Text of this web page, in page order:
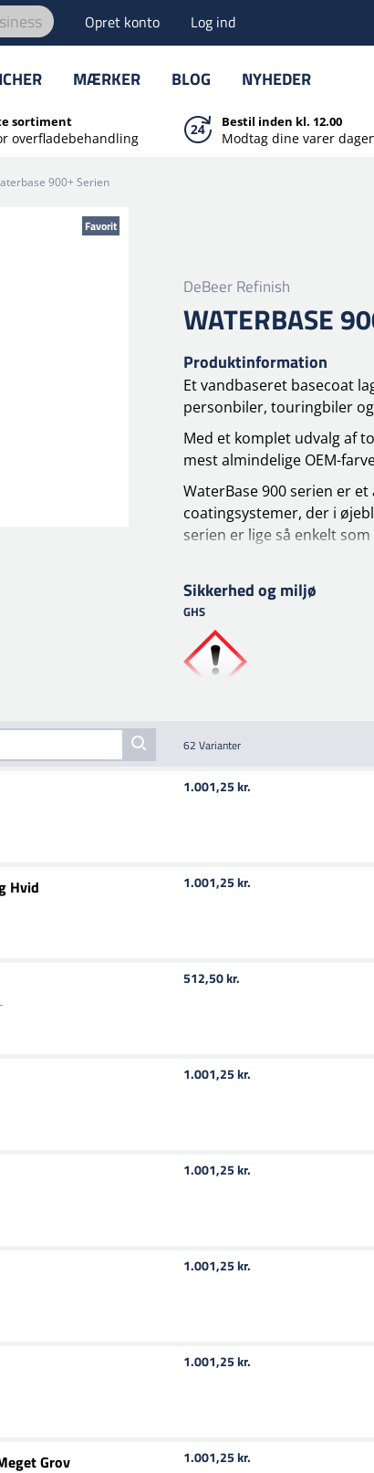
Opret konto Log ind
MÆRKER BLOG NYHEDER
sortiment
overfladebehandling
Bestil inden kl. 12.00
Modtag dine varer
900+ Serien
Favorit
DeBeer Refinish
WATERBASE
Produktinformation
Et vandbaseret basecoat
personbiler, touringbiler
Med et komplet udvalg af
mest almindelige OEM-
WaterBase 900 serien er
coatingsystemer, der i
serien er lige så enkelt
Med sine omhyggeligt
xirallic-blandingsfarver) er
Kombineret med primere,
fremragende resultater til
Det bør kun påføres godt
primet aluminium og
Når du blander
Overfladeforberedelse
Rens overfladen med
eller finere slibekorn.
Bemærk, at disse
Sikkerhed og miljø
GHS
62 Varianter
1.001,25 kr.
Hvid 1.001,25 kr.
512,50 kr.
1.001,25 kr.
1.001,25 kr.
1.001,25 kr.
1.001,25 kr.
Grov 1.001,25 kr.